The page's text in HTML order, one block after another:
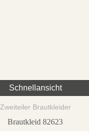
Schnellansicht
Zweiteiler Brautkleider
Brautkleid 82623